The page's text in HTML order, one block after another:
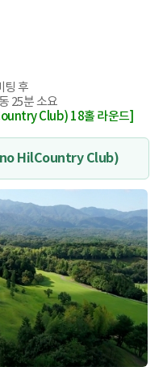
팅 후
25분 소요
Club) 18홀 라운드]
HilCountry Club)